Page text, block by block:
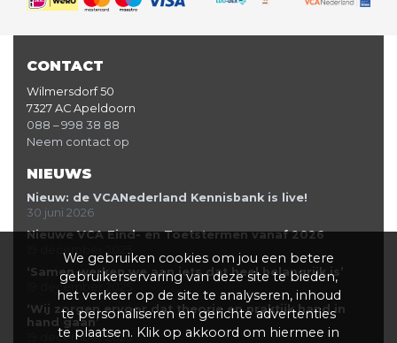
CONTACT
Wilmersdorf 50
7327 AC Apeldoorn
088 – 998 38 88
Neem contact op
NIEUWS
Nieuw: de VCANederland Kennisbank is live!
30 juni 2026
Nieuwe VCA Eind- en Toetstermen vanaf 2026
19 december 2025
‘Samen werken we aan iets dat heel belangrijk is’
19 december 2025
‘Wij zorgen ervoor dat theorie en praktijk hand in
hand gaan’
19 december 2025
We gebruiken cookies om jou een betere
gebruikerservaring van deze site te bieden,
het verkeer op de site te analyseren, inhoud
te personaliseren en gerichte advertenties
te plaatsen. Klik op akkoord om hiermee in